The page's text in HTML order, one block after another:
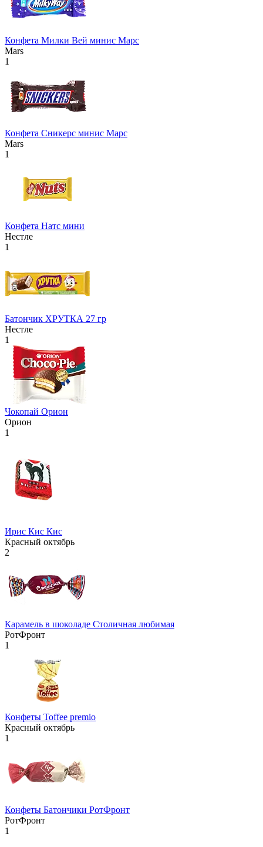
Конфета Милки Вей минис Марс
Mars
1
Конфета Сникерс минис Марс
Mars
1
Конфета Натс мини
Нестле
1
Батончик ХРУТКА 27 гр
Нестле
1
Чокопай Орион
Орион
1
Ирис Кис Кис
Красный октябрь
2
Карамель в шоколаде Столичная любимая
РотФронт
1
Конфеты Toffee premio
Красный октябрь
1
Конфеты Батончики РотФронт
РотФронт
1